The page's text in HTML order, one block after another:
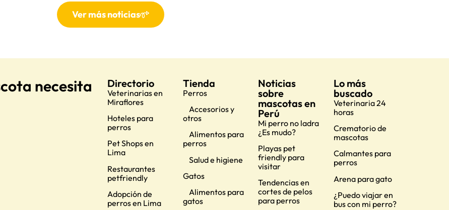
Ver más noticias
necesita Directorio
Veterinarias en
Miraflores
Hoteles para
perros
Pet Shops en
Lima
Restaurantes
petfriendly
Adopción de
perros en Lima
Tienda
Perros
Accesorios y
otros
Alimentos para
perros
Salud e higiene
Gatos
Alimentos para
gatos
Noticias
sobre
mascotas en
Perú
Mi perro no ladra
¿Es mudo?
Playas pet
friendly para
visitar
Tendencias en
cortes de pelos
para perros
Lo más
buscado
Veterinaria 24
horas
Crematorio de
mascotas
Calmantes para
perros
Arena para gato
¿Puedo viajar en
bus con mi perro?